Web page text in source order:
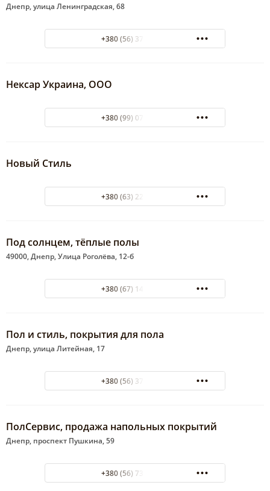
Днепр, улица Ленинградская, 68
+380 (56) 372-21-55
Нексар Украина, ООО
+380 (99) 079-16-00
Новый Стиль
+380 (63) 223-72-83
Под солнцем, тёплые полы
49000, Днепр, Улица Роголёва, 12-б
+380 (67) 142-48-03
Пол и стиль, покрытия для пола
Днепр, улица Литейная, 17
+380 (56) 371-92-12
ПолСервис, продажа напольных покрытий
Днепр, проспект Пушкина, 59
+380 (56) 736-66-01